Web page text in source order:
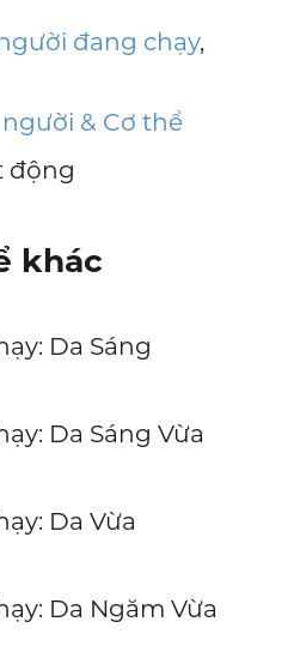
đang chạy,
& Cơ thể
động
khác
Da Sáng
Da Sáng Vừa
Da Vừa
Da Ngăm Vừa